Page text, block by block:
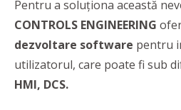
Pentru a soluţiona această
CONTROLS ENGINEERING
dezvoltare software pentru
utilizatorul, care poate fi sub
HMI, DCS.